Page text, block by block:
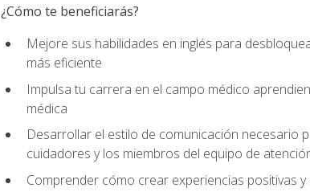
¿Cómo te beneficiarás?
Mejore sus habilidades en inglés para
más eficiente
Impulsa tu carrera en el campo médico
médica
Desarrollar el estilo de comunicación necesario
cuidadores y los miembros del equipo de
Comprender cómo crear experiencias positivas